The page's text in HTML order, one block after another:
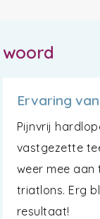
Ervaring
Pijnvrij
vastgezette
weer mee aan
triatlons. Erg
resultaat!